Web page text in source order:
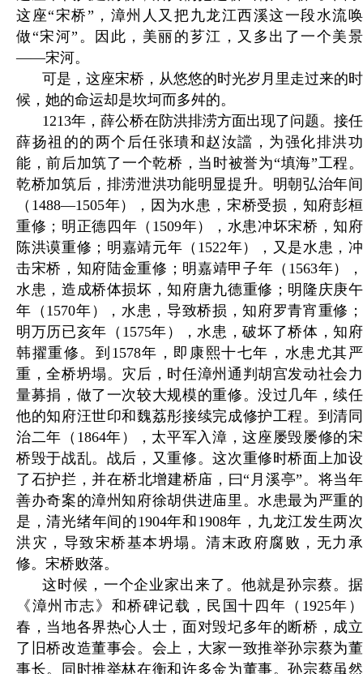
这座“宋桥”，漳州人又把九龙江西溪这一段水流唤
做“宋河”。因此，美丽的芗江，又多出了一个美景
——宋河。
可是，这座宋桥，从悠悠的时光岁月里走过来的时
候，她的命运却是坎坷而多舛的。
1213年，薛公桥在防洪排涝方面出现了问题。接任
薛扬祖的的两个后任张璝和赵汝譡，为强化排洪功
能，前后加筑了一个乾桥，当时被誉为“填海”工程。
乾桥加筑后，排涝泄洪功能明显提升。明朝弘治年间
（1488—1505年），因为水患，宋桥受损，知府彭桓
重修；明正德四年（1509年），水患冲坏宋桥，知府
陈洪谟重修；明嘉靖元年（1522年），又是水患，冲
击宋桥，知府陆金重修；明嘉靖甲子年（1563年），
水患，造成桥体损坏，知府唐九德重修；明隆庆庚午
年（1570年），水患，导致桥损，知府罗青宵重修；
明万历已亥年（1575年），水患，破坏了桥体，知府
韩擢重修。到1578年，即康熙十七年，水患尤其严
重，全桥坍塌。灾后，时任漳州通判胡宫发动社会力
量募捐，做了一次较大规模的重修。没过几年，续任
他的知府汪世印和魏荔彤接续完成修护工程。到清同
治二年（1864年），太平军入漳，这座屡毁屡修的宋
桥毁于战乱。战后，又重修。这次重修时桥面上加设
了石护拦，并在桥北增建桥庙，曰“月溪亭”。将当年
善办奇案的漳州知府徐胡供进庙里。水患最为严重的
是，清光绪年间的1904年和1908年，九龙江发生两次
洪灾，导致宋桥基本坍塌。清末政府腐败，无力承
修。宋桥败落。
这时候，一个企业家出来了。他就是孙宗蔡。据
《漳州市志》和桥碑记载，民国十四年（1925年）
春，当地各界热心人士，面对毁圮多年的断桥，成立
了旧桥改造董事会。会上，大家一致推举孙宗蔡为董
事长。同时推举林在衡和许多金为董事。孙宗蔡虽然